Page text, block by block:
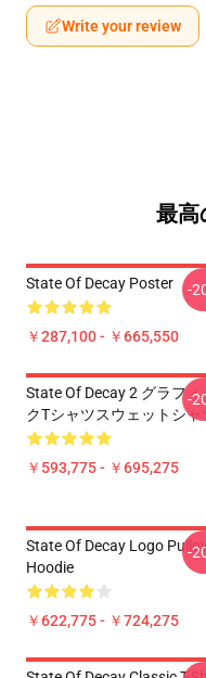
Write your review
最高
State Of Decay Poster
￥287,100 - ￥665,550
-
State Of Decay 2 グラフィ
クTシャツスウェットシャ
￥593,775 - ￥695,275
-
State Of Decay Logo
Hoodie
￥622,775 - ￥724,275
-